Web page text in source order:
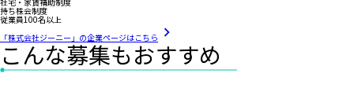
持ち株会制度
従業員100名以上
「株式会社ジーニー」の企業ページはこちら
こんな募集もおすすめ